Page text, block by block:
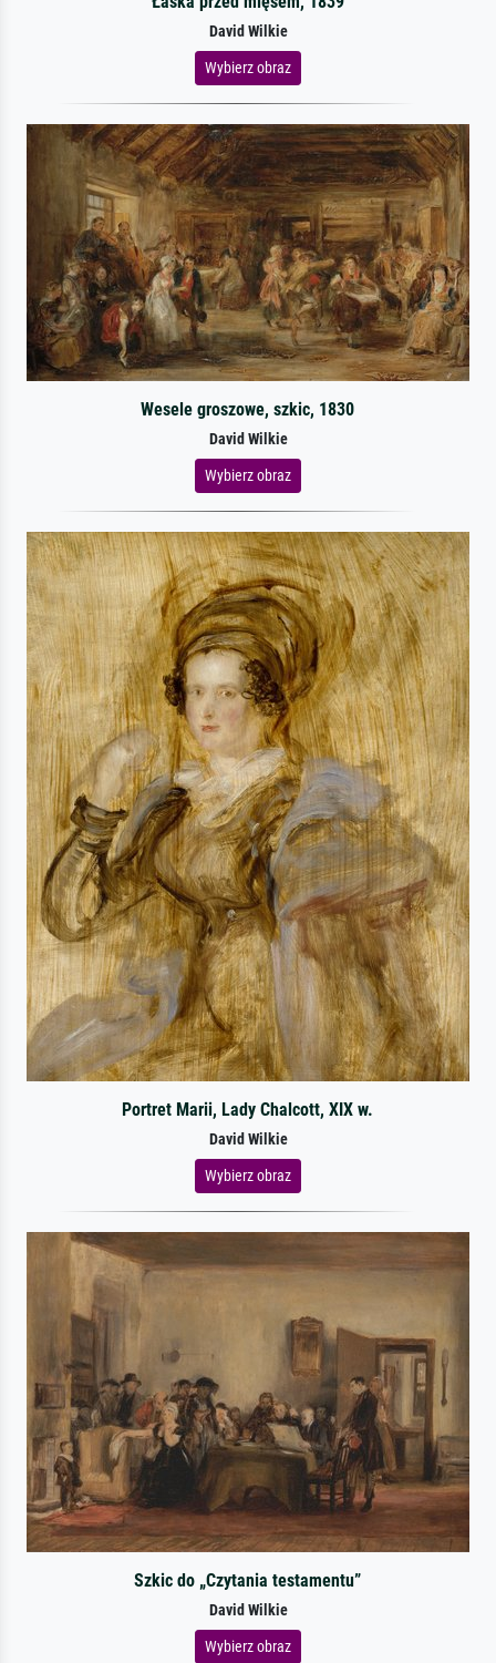
David Wilkie
Wybierz obraz
Wesele groszowe, szkic, 1830
David Wilkie
Wybierz obraz
Portret Marii, Lady Chalcott, XIX w.
David Wilkie
Wybierz obraz
Szkic do „Czytania testamentu”
David Wilkie
Wybierz obraz